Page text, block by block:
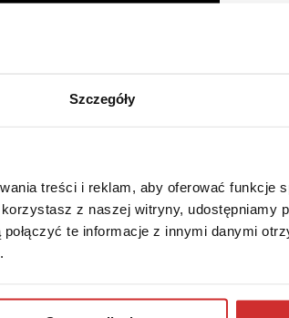
Szczegóły
treści i reklam, aby oferować funkcje
z naszej witryny, udostępniamy
te informacje z innymi danymi
aby mieć możliwość zadawania pytań